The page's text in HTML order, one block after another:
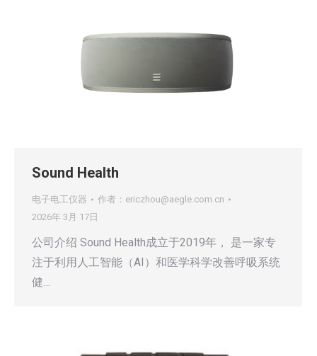
Sound Health
电子电工仪器 作者： ericzhou@aegle.com.cn
2026年 3月 17日
公司介绍 Sound Health成立于2019年， 是一家专
注于利用人工智能（AI）和医学科学改善呼吸系统
健…